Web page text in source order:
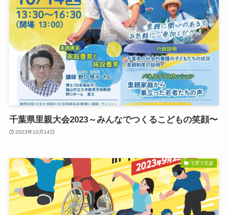
千葉県里親大会2023～みんなでつくるこどもの笑顔〜
2023年10月14日
子育て支援